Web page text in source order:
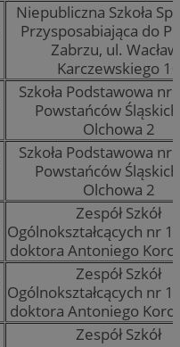
Niepubliczna Szkoła
Przysposabiająca do
Zabrzu, ul.
Karczewskiego 10
Szkoła Podstawowa nr
Powstańców
Olchowa 2
Szkoła Podstawowa nr
Powstańców
Olchowa 2
Zespół Szkół
Ogólnokształcących nr
doktora Antoniego
Zespół Szkół
Ogólnokształcących nr
doktora Antoniego
Zespół Szkół